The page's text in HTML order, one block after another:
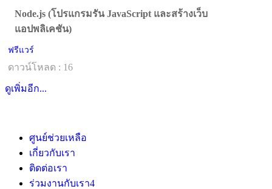
Node.js (โปรแกรมรัน JavaScript และสร้างเว็บ
แอปพลิเคชัน)
ฟรีแวร์
ดาวน์โหลด : 16
ดูเพิ่มอีก...
ศูนย์ช่วยเหลือ
เกี่ยวกับเรา
ติดต่อเรา
ร่วมงานกับเรา4